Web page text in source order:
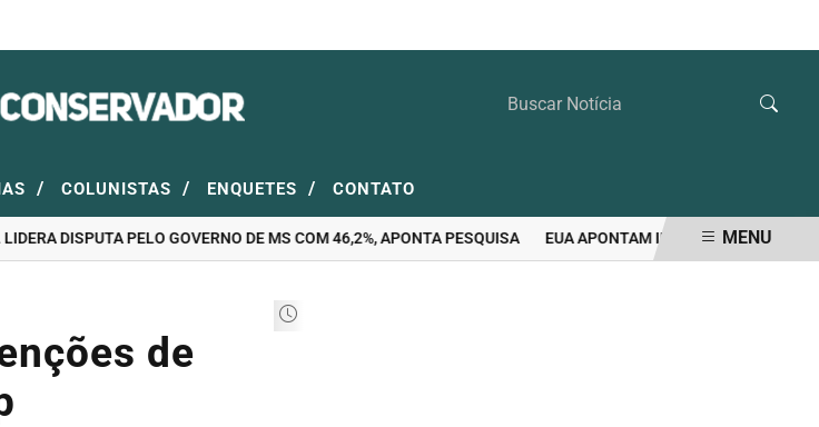
/ COLUNISTAS / ENQUETES / CONTATO
DISPUTA PELO GOVERNO DE MS COM 46,2%, APONTA PESQUISA EUA APONTAM INDÍCIOS DE POSSÍVEL
MENU
de